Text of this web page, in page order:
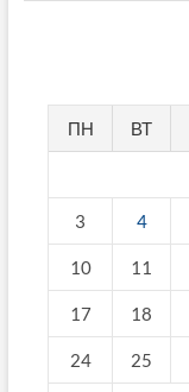
ПН ВТ
3 4
10 11
17 18
24 25